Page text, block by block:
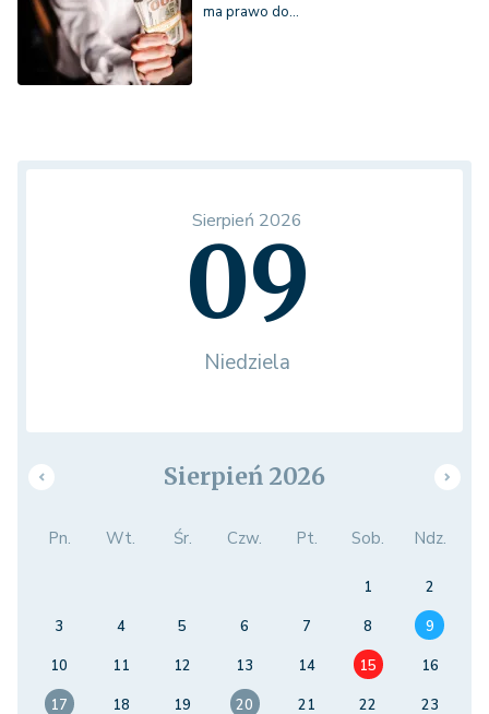
ma prawo do…
Sierpień 2026
09
Niedziela
Sierpień 2026
Pn. Wt. Śr. Czw. Pt. Sob. Ndz.
1
2
3
4 5 6 7 8
9
10
11 12 13 14 15
16
17
18 19 20 21 22 23